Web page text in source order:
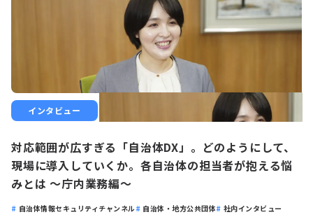
インタビュー
対応範囲が広すぎる「自治体DX」。どのようにして、
現場に導入していくか。各自治体の担当者が抱える悩
みとは 〜庁内業務編〜
自治体情報セキュリティチャンネル 自治体・地方公共団体
社内インタビュー